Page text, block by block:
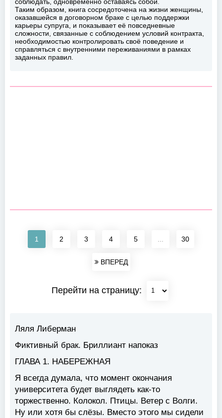
Таким образом, книга сосредоточена на жизни женщины,
оказавшейся в договорном браке с целью поддержки
карьеры супруга, и показывает её повседневные
сложности, связанные с соблюдением условий контракта,
необходимостью контролировать своё поведение и
справляться с внутренними переживаниями в рамках
заданных правил.
1 2 3 4 5 30
ВПЕРЕД
Перейти на страницу:
Ляля Либерман
Фиктивный брак. Бриллиант напоказ
ГЛАВА 1. НАБЕРЕЖНАЯ
Я всегда думала, что момент окончания
университета будет выглядеть как-то
торжественно. Колокол. Птицы. Ветер с Волги.
Ну или хотя бы слёзы. Вместо этого мы сидели